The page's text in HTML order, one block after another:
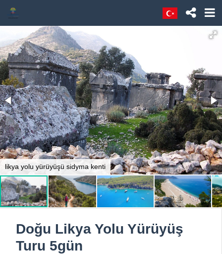
likya yolu yürüyüşü sidyma kenti
Doğu Likya Yolu Yürüyüş
Turu 5gün